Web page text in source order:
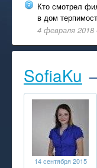
Кто смотрел
в дом
4 февраля 2018
SofiaKu
14 сентября 2015